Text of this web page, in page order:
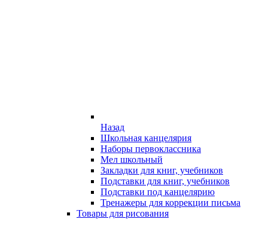
Назад
Школьная канцелярия
Наборы первоклассника
Мел школьный
Закладки для книг, учебников
Подставки для книг, учебников
Подставки под канцелярию
Тренажеры для коррекции письма
Товары для рисования